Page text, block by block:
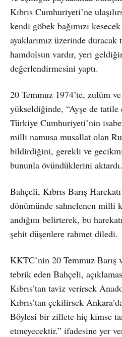
Kıbrıs Cumhuriyeti’ne
kendi göbek bağımızı
ayaklarımız üzerinde
hamdolsun vardır, yeri
değerlendirmesini yaptı.
20 Temmuz 1974’te, zulüm
yükseldiğinde, “Ayşe de tatile
Türkiye Cumhuriyeti’nin
milli namusa musallat olan
bildirdiğini, gerekli ve
bununla övündüklerini aktardı.
Bahçeli, Kıbrıs Barış
dönümünde sahnelenen milli
andığını belirterek, bu
şehit düşenlere rahmet diledi.
KKTC’nin 20 Temmuz Barış
tebrik eden Bahçeli,
Kıbrıs’tan taviz verirsek
Kıbrıs’tan çekilirsek
Böylesi bir zillete hiç kimse
etmeyecektir.” ifadesine yer